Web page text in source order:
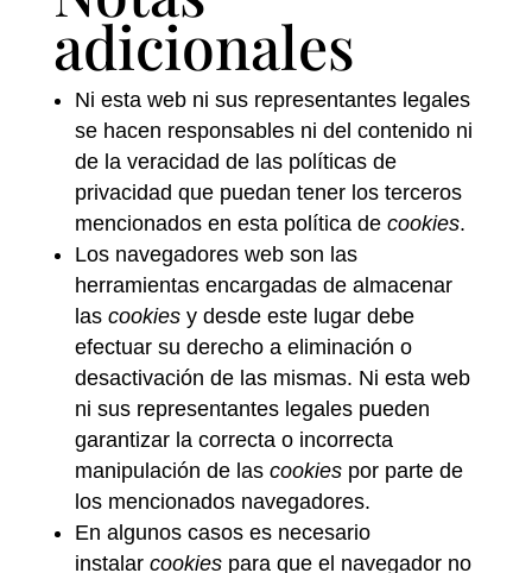
adicionales
Ni esta web ni sus representantes legales
se hacen responsables ni del contenido ni
de la veracidad de las políticas de
privacidad que puedan tener los terceros
mencionados en esta política de cookies.
Los navegadores web son las
herramientas encargadas de almacenar
las cookies y desde este lugar debe
efectuar su derecho a eliminación o
desactivación de las mismas. Ni esta web
ni sus representantes legales pueden
garantizar la correcta o incorrecta
manipulación de las cookies por parte de
los mencionados navegadores.
En algunos casos es necesario
instalar cookies para que el navegador no